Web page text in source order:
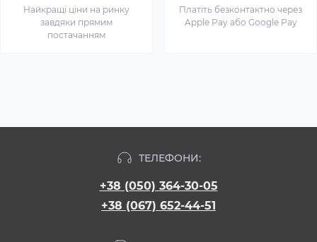
Найкращі ціни на ринку
завдяки прямим
постачанням
Платіть безконтактно через
Apple Pay або Google Pay
ТЕЛЕФОНИ:
+38 (050) 364-30-05
+38 (067) 652-44-51